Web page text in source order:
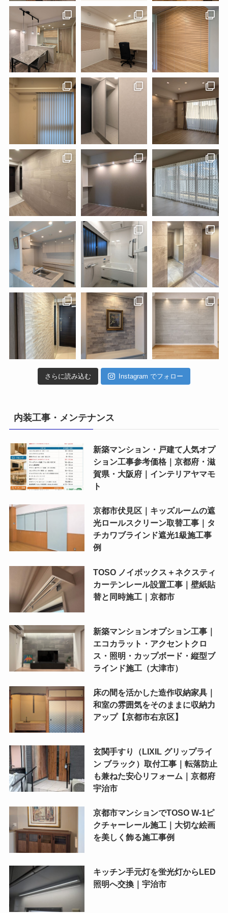
さらに読み込む Instagram でフォロー
内装工事・メンテナンス
新築マンション・戸建て人気オプ
ション工事参考価格｜京都府・滋
賀県・大阪府｜インテリアヤマモ
ト
京都市伏見区｜キッズルームの遮
光ロールスクリーン取替工事｜タ
チカワブラインド遮光1級施工事
例
TOSO ノイボックス＋ネクスティ
カーテンレール設置工事｜壁紙貼
替と同時施工｜京都市
新築マンションオプション工事｜
エコカラット・アクセントクロ
ス・照明・カップボード・縦型ブ
ラインド施工（大津市）
床の間を活かした造作収納家具｜
和室の雰囲気をそのままに収納力
アップ【京都市右京区】
玄関手すり（LIXIL グリップライ
ン ブラック）取付工事｜転落防止
も兼ねた安心リフォーム｜京都府
宇治市
京都市マンションでTOSO W-1ピ
クチャーレール施工｜大切な絵画
を美しく飾る施工事例
キッチン手元灯を蛍光灯からLED
照明へ交換｜宇治市